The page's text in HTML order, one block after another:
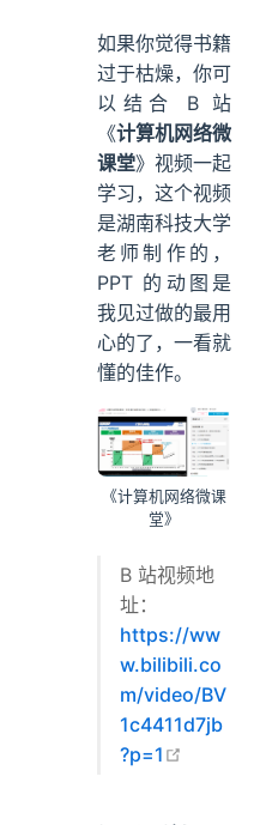
如果你觉得书籍
过于枯燥，你可
以结合 B 站
《计算机网络微
课堂》视频一起
学习，这个视频
是湖南科技大学
老师制作的，
PPT 的动图是
我见过做的最用
心的了，一看就
懂的佳作。
《计算机网络微课
堂》
B 站视频地
址：
https://ww
w.bilibili.co
m/video/BV
1c4411d7jb
?p=1